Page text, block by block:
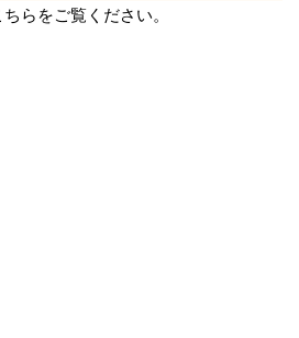
らをご覧ください。